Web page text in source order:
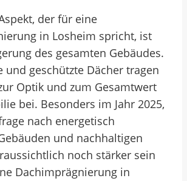
der für eine
in Losheim spricht, ist
des gesamten Gebäudes.
und geschützte Dächer tragen
Optik und zum Gesamtwert
bei. Besonders im Jahr 2025,
nach energetisch
und nachhaltigen
noch stärker sein
Dachimprägnierung in